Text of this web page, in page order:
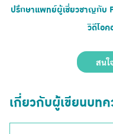
ปรึกษาแพทย์ผู้เชี่ยวชาญกับ
วิดีโอ
สน
เกี่ยวกับผู้เขียนบท